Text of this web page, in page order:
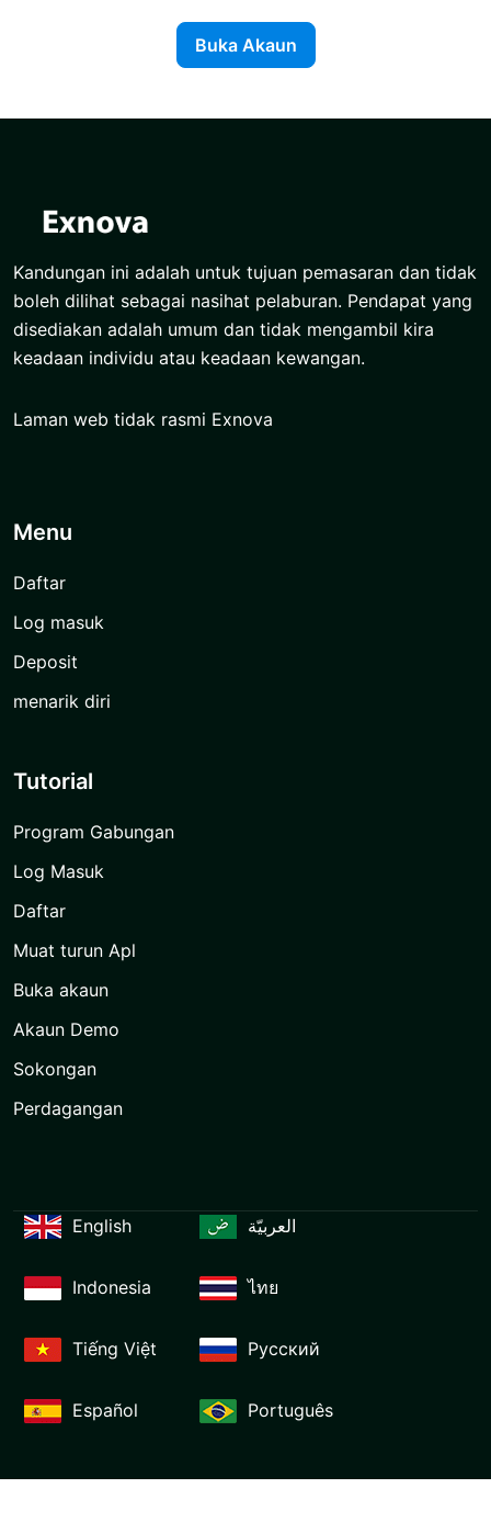
Buka Akaun
Kandungan ini adalah untuk tujuan pemasaran dan tidak
boleh dilihat sebagai nasihat pelaburan. Pendapat yang
disediakan adalah umum dan tidak mengambil kira
keadaan individu atau keadaan kewangan.
Laman web tidak rasmi Exnova
Menu
Daftar
Log masuk
Deposit
menarik diri
Tutorial
Program Gabungan
Log Masuk
Daftar
Muat turun Apl
Buka akaun
Akaun Demo
Sokongan
Perdagangan
English العربيّة
Indonesia ไทย
Tiếng Việt Русский
Español Português